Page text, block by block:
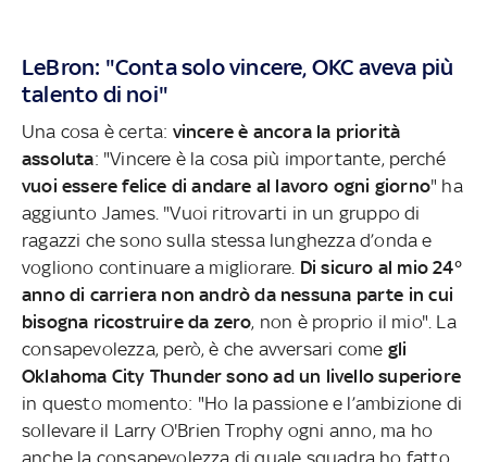
LeBron: "Conta solo vincere, OKC aveva più
talento di noi"
Una cosa è certa: vincere è ancora la priorità
assoluta: "Vincere è la cosa più importante, perché
vuoi essere felice di andare al lavoro ogni giorno" ha
aggiunto James. "Vuoi ritrovarti in un gruppo di
ragazzi che sono sulla stessa lunghezza d’onda e
vogliono continuare a migliorare. Di sicuro al mio 24°
anno di carriera non andrò da nessuna parte in cui
bisogna ricostruire da zero, non è proprio il mio". La
consapevolezza, però, è che avversari come gli
Oklahoma City Thunder sono ad un livello superiore
in questo momento: "Ho la passione e l’ambizione di
sollevare il Larry O'Brien Trophy ogni anno, ma ho
anche la consapevolezza di quale squadra ho fatto